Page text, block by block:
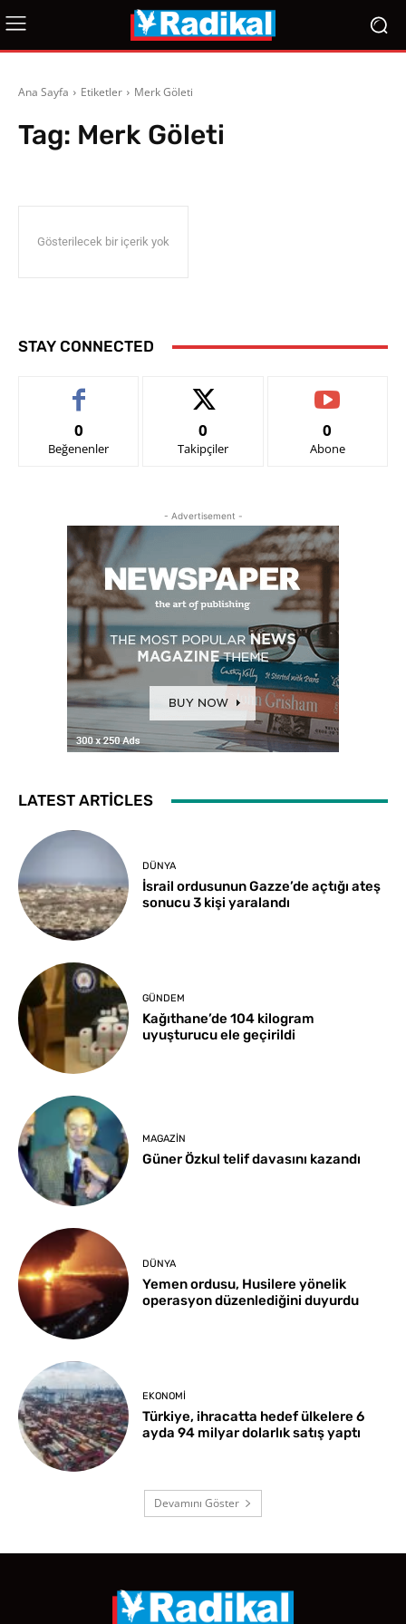
Ana Sayfa Etiketler Merk Göleti
Tag: Merk Göleti
Gösterilecek bir içerik yok
STAY CONNECTED
0
Beğenenler
0
Takipçiler
0
Abone
- Advertisement -
LATEST ARTICLES
DÜNYA
İsrail ordusunun Gazze’de açtığı ateş
sonucu 3 kişi yaralandı
GÜNDEM
Kağıthane’de 104 kilogram
uyuşturucu ele geçirildi
MAGAZIN
Güner Özkul telif davasını kazandı
DÜNYA
Yemen ordusu, Husilere yönelik
operasyon düzenlediğini duyurdu
EKONOMI
Türkiye, ihracatta hedef ülkelere 6
ayda 94 milyar dolarlık satış yaptı
Devamını Göster